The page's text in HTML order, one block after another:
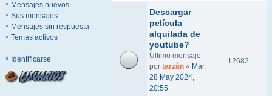
Mensajes nuevos
Sus mensajes
Mensajes sin respuesta
Temas activos
Identificarse
Descargar
película
alquilada de
youtube?
Último mensaje
por tarzán « Mar,
28 May 2024,
20:55
12682